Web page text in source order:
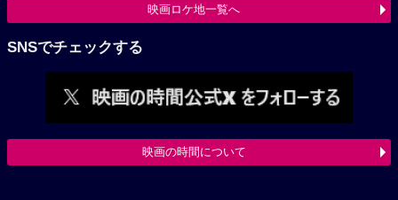
映画ロケ地一覧へ
SNSでチェックする
映画の時間について